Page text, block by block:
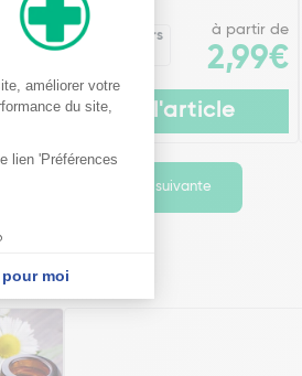
Existe en plusieurs
modèles
à partir de
2,99€
Voir l'article
Page suivante